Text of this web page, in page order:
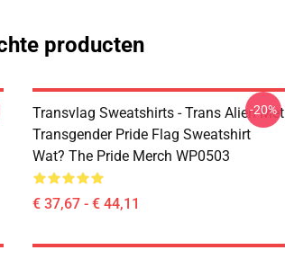
producten
Transvlag Sweatshirts - Trans Alien Met
Transgender Pride Flag Sweatshirt
Wat? The Pride Merch WP0503
€ 37,67 - € 44,11
-20%